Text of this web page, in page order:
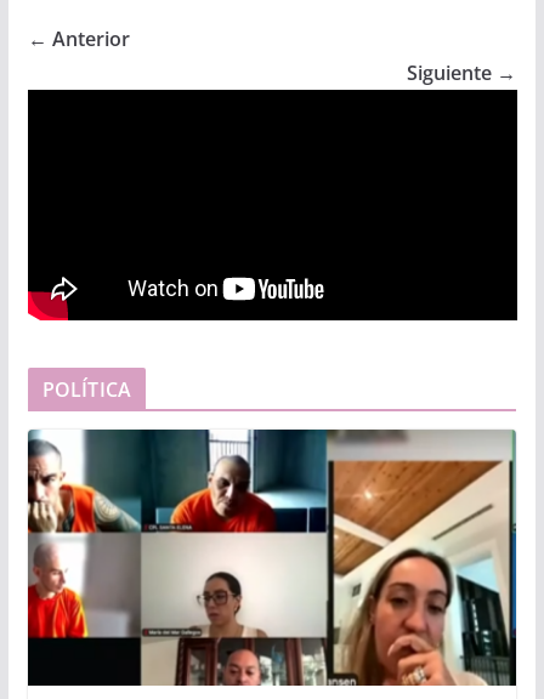
← Anterior
Siguiente →
POLÍTICA